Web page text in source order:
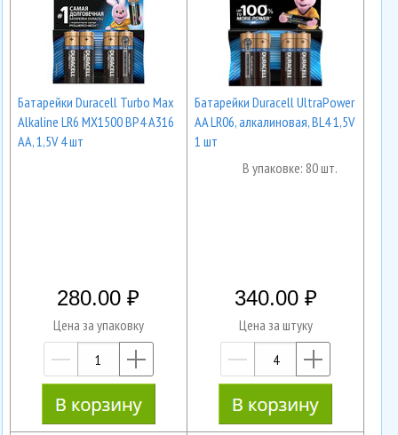
Батарейки Duracell Turbo Max
Alkaline LR6 MX1500 BP4 A316
AA, 1,5V 4 шт
280.00
Цена за упаковку
—
Батарейки Duracell UltraPower
AA LR06, алкалиновая, BL4 1,5V
1 шт
В упаковке: 80 шт.
340.00
Цена за штуку
—